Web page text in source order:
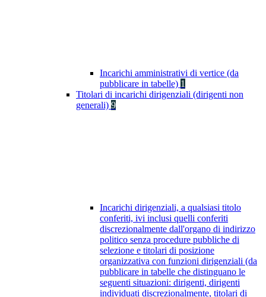
Incarichi amministrativi di vertice (da
pubblicare in tabelle) 1
Titolari di incarichi dirigenziali (dirigenti non
generali) 9
Incarichi dirigenziali, a qualsiasi titolo
conferiti, ivi inclusi quelli conferiti
discrezionalmente dall'organo di indirizzo
politico senza procedure pubbliche di
selezione e titolari di posizione
organizzativa con funzioni dirigenziali (da
pubblicare in tabelle che distinguano le
seguenti situazioni: dirigenti, dirigenti
individuati discrezionalmente, titolari di